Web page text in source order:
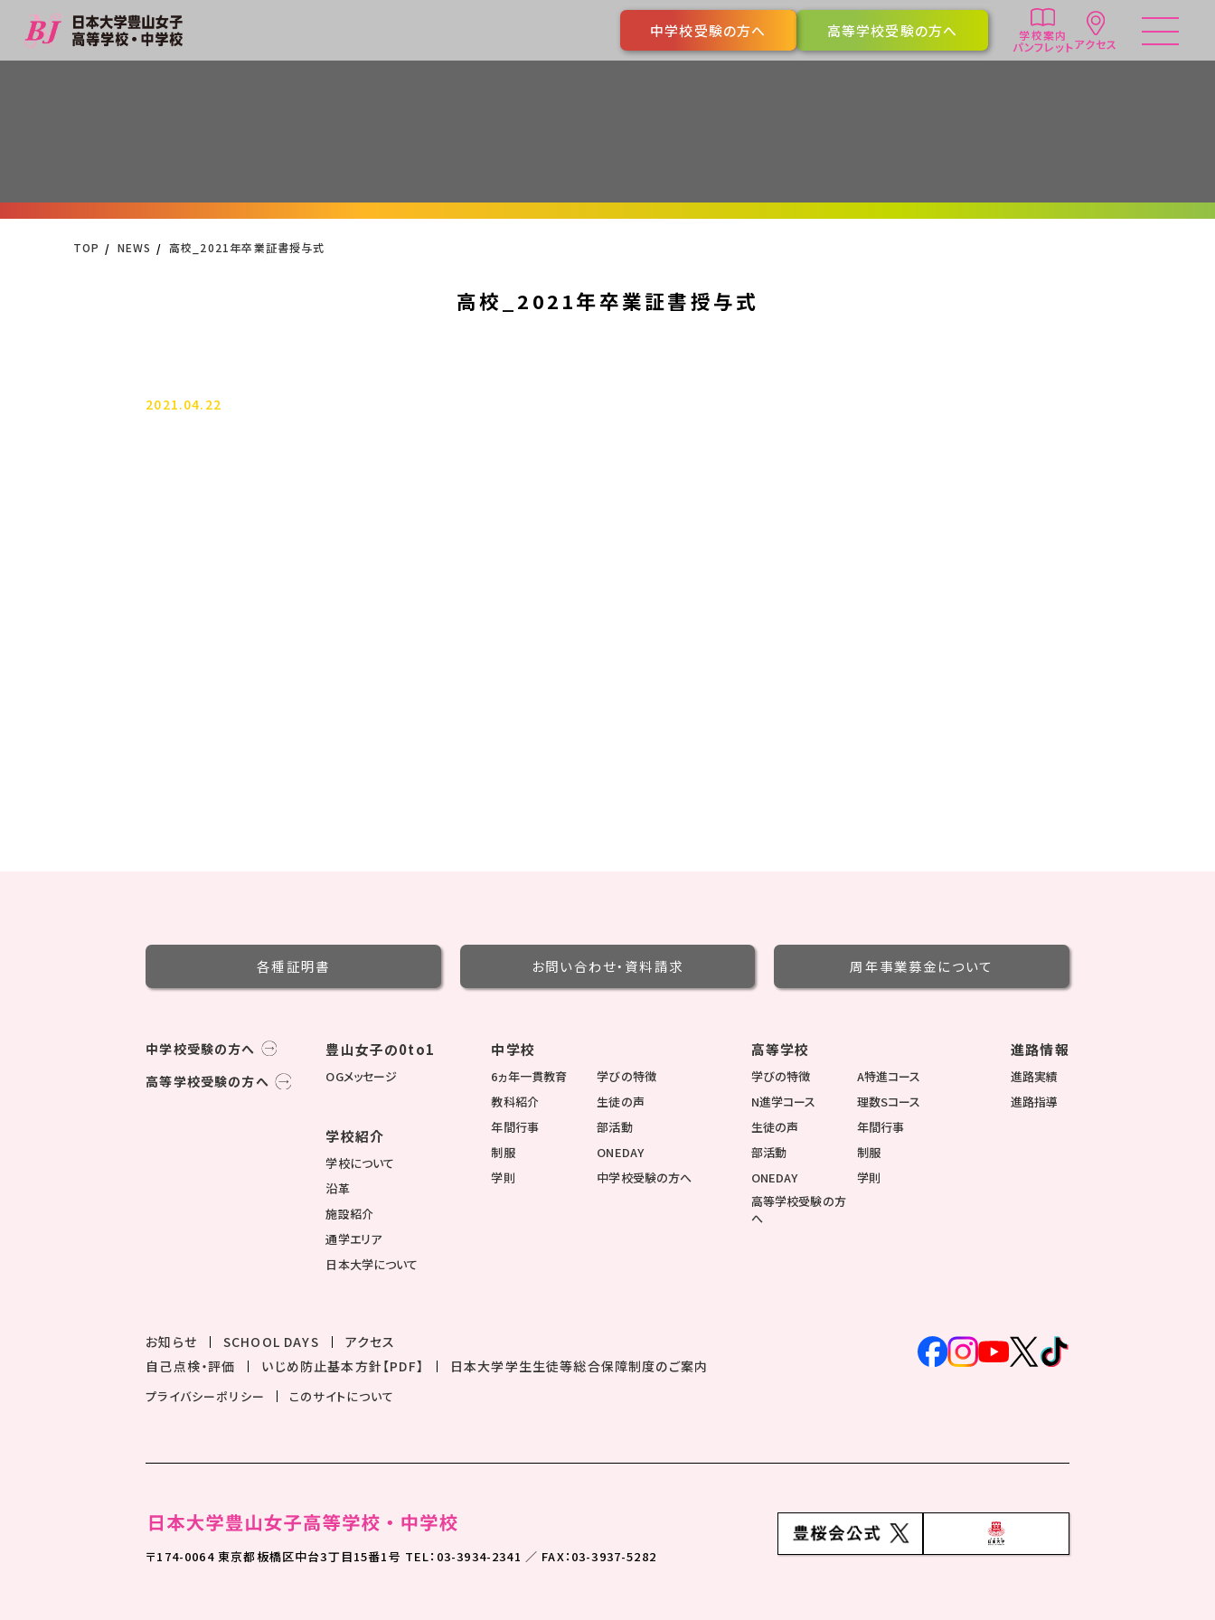
中学校受験の方へ 高等学校受験の方へ 学校案内
パンフレットアクセス
TOP NEWS 高校_2021年卒業証書授与式
高校_2021年卒業証書授与式
2021.04.22
各種証明書 お問い合わせ・ 資料請求 周年事業募金について
中学校受験の方へ
高等学校受験の方へ
豊山女子の0to1
OGメッセージ
学校紹介
学校について
沿革
施設紹介
通学エリア
日本大学について
中学校
6ヵ年一貫教育
学びの特徴
教科紹介
生徒の声
年間行事
部活動
制服
ONEDAY
学則
中学校受験の方へ
高等学校
学びの特徴
A特進コース
N進学コース
理数Sコース
生徒の声
年間行事
部活動
制服
ONEDAY
学則
高等学校受験の方
へ
進路情報
進路実績
進路指導
お知らせ SCHOOL DAYS
アクセス
自己点検・評価
いじめ防止基本方針【PDF】 日本大学学生生徒等総合保障制度のご案内
プライバシーポリシー このサイトについて
〒174-0064 東京都板橋区中台3丁目15番1号 TEL：03-3934-2341 ／ FAX：03-3937-5282